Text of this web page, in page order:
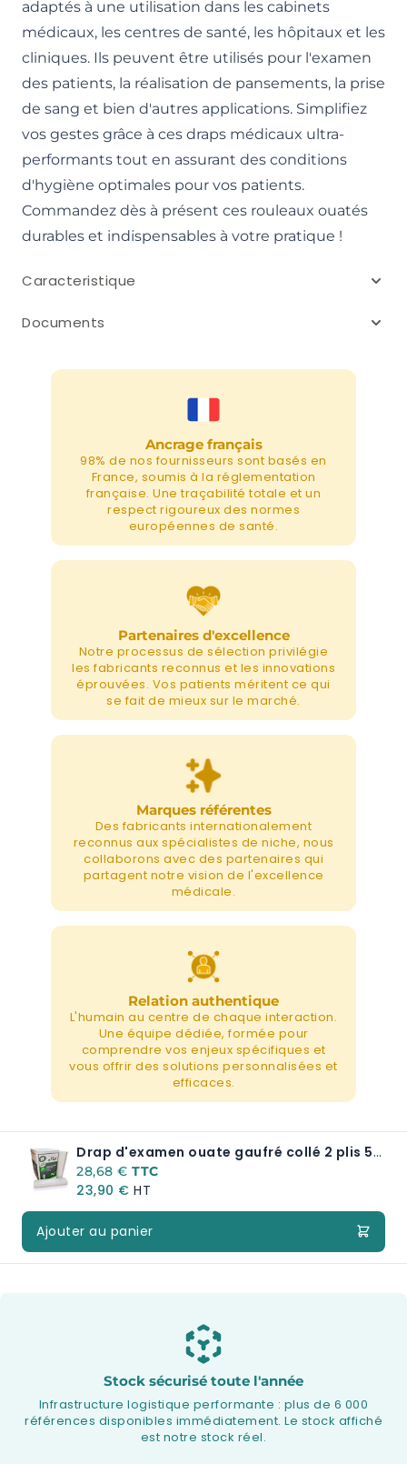
adaptés à une utilisation dans les cabinets
médicaux, les centres de santé, les hôpitaux et les
cliniques. Ils peuvent être utilisés pour l'examen
des patients, la réalisation de pansements, la prise
de sang et bien d'autres applications. Simplifiez
vos gestes grâce à ces draps médicaux ultra-
performants tout en assurant des conditions
d'hygiène optimales pour vos patients.
Commandez dès à présent ces rouleaux ouatés
durables et indispensables à votre pratique !
Caracteristique
Documents
Ancrage français
98% de nos fournisseurs sont basés en
France, soumis à la réglementation
française. Une traçabilité totale et un
respect rigoureux des normes
européennes de santé.
Partenaires d'excellence
Notre processus de sélection privilégie
les fabricants reconnus et les innovations
éprouvées. Vos patients méritent ce qui
se fait de mieux sur le marché.
Marques référentes
Des fabricants internationalement
reconnus aux spécialistes de niche, nous
collaborons avec des partenaires qui
partagent notre vision de l'excellence
médicale.
Relation authentique
L'humain au centre de chaque interaction.
Une équipe dédiée, formée pour
comprendre vos enjeux spécifiques et
vous offrir des solutions personnalisées et
efficaces.
Drap d'examen ouate gaufré collé 2 plis 50 cm x 35 cm 135 formats J226PMR
28,68 €
23,90 €
Ajouter au panier
Stock sécurisé toute l'année
Infrastructure logistique performante : plus de 6 000
références disponibles immédiatement. Le stock affiché
est notre stock réel.